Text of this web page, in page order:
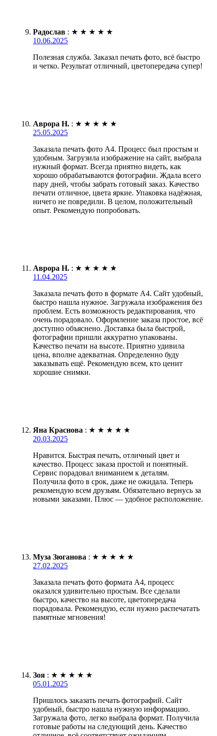
Радослав : ★ ★ ★ ★ ★
10.06.2025
Полезная служба. Заказал печать фото, всё быстро
и четко. Результат отличный, цветопередача супер!
Аврора Н. : ★ ★ ★ ★ ★
25.05.2025
Заказала печать фото А4. Процесс был простым и
удобным. Загрузила изображение на сайт, выбрала
нужный формат. Всегда приятно видеть, как
хорошо обрабатываются фотографии. Ждала всего
пару дней, чтобы забрать готовый заказ. Качество
печати отличное, цвета яркие. Упаковка надёжная,
ничего не повредили. В целом, положительный
опыт. Рекомендую попробовать.
Аврора Н. : ★ ★ ★ ★ ★
11.04.2025
Заказала печать фото в формате А4. Сайт удобный,
быстро нашла нужное. Загружала изображения без
проблем. Есть возможность редактирования, что
очень порадовало. Оформление заказа простое, всё
доступно объяснено. Доставка была быстрой,
фотографии пришли аккуратно упакованы.
Качество печати на высоте. Приятно удивила
цена, вполне адекватная. Определенно буду
заказывать ещё. Рекомендую всем, кто ценит
хорошие снимки.
Яна Краснова : ★ ★ ★ ★ ★
20.03.2025
Нравится. Быстрая печать, отличный цвет и
качество. Процесс заказа простой и понятный.
Сервис порадовал вниманием к деталям.
Получила фото в срок, даже не ожидала. Теперь
рекомендую всем друзьям. Обязательно вернусь за
новыми заказами. Плюс — удобное расположение.
Муза Зюганова : ★ ★ ★ ★ ★
27.02.2025
Заказала печать фото формата А4, процесс
оказался удивительно простым. Все сделали
быстро, качество на высоте, цветопередача
порадовала. Рекомендую, если нужно распечатать
памятные мгновения!
Зоя : ★ ★ ★ ★ ★
05.01.2025
Пришлось заказать печать фотографий. Сайт
удобный, быстро нашла нужную информацию.
Загружала фото, легко выбрала формат. Получила
готовые работы на следующий день. Качество